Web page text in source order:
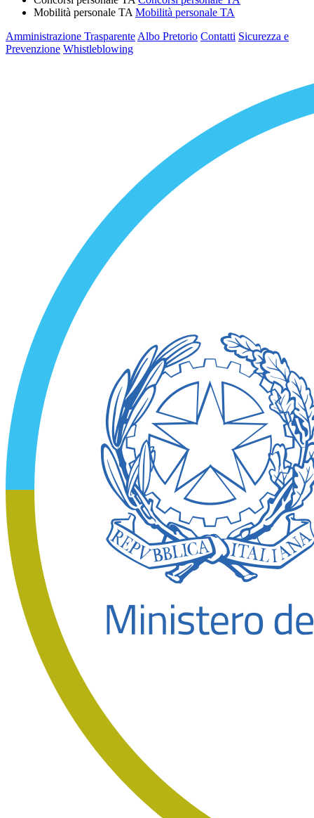
Mobilità personale TA Mobilità personale TA
Amministrazione Trasparente Albo Pretorio Contatti Sicurezza e
Prevenzione Whistleblowing